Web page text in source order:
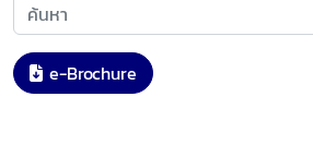
e-Brochure